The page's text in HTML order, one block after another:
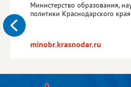
Министерство образования,
политики Краснодарского края
minobr.krasnodar.ru